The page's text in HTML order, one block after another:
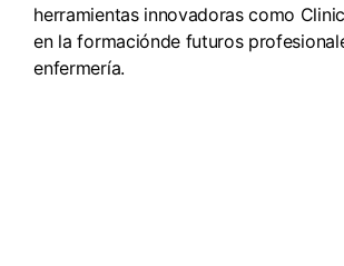
herramientas innovadoras como
en la formaciónde futuros
enfermería.